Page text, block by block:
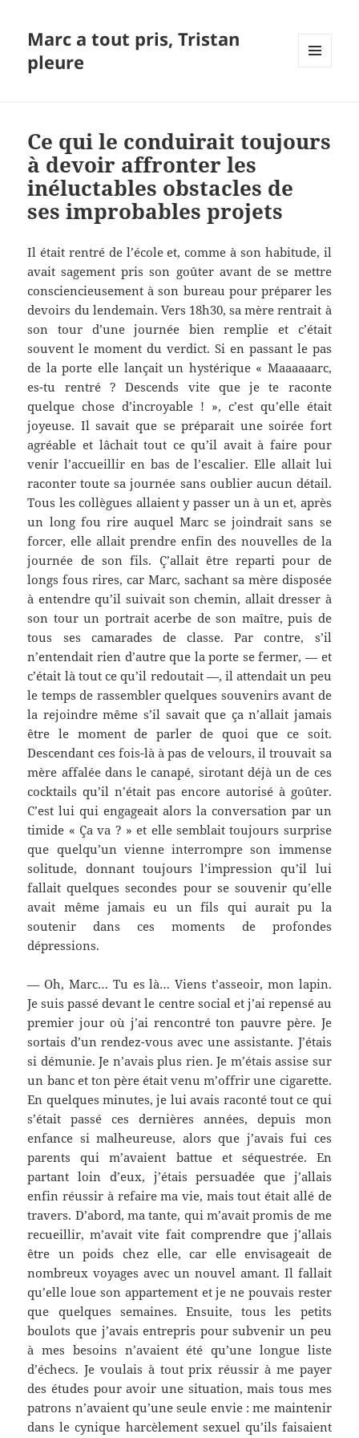
Marc a tout pris, Tristan
pleure
Ce qui le conduirait toujours
à devoir affronter les
inéluctables obstacles de
ses improbables projets
Il était rentré de l’école et, comme à son habitude, il
avait sagement pris son goûter avant de se mettre
consciencieusement à son bureau pour préparer les
devoirs du lendemain. Vers 18h30, sa mère rentrait à
son tour d’une journée bien remplie et c’était
souvent le moment du verdict. Si en passant le pas
de la porte elle lançait un hystérique « Maaaaaarc,
es-tu rentré ? Descends vite que je te raconte
quelque chose d’incroyable ! », c’est qu’elle était
joyeuse. Il savait que se préparait une soirée fort
agréable et lâchait tout ce qu’il avait à faire pour
venir l’accueillir en bas de l’escalier. Elle allait lui
raconter toute sa journée sans oublier aucun détail.
Tous les collègues allaient y passer un à un et, après
un long fou rire auquel Marc se joindrait sans se
forcer, elle allait prendre enfin des nouvelles de la
journée de son fils. Ç’allait être reparti pour de
longs fous rires, car Marc, sachant sa mère disposée
à entendre qu’il suivait son chemin, allait dresser à
son tour un portrait acerbe de son maître, puis de
tous ses camarades de classe. Par contre, s’il
n’entendait rien d’autre que la porte se fermer, — et
c’était là tout ce qu’il redoutait —, il attendait un peu
le temps de rassembler quelques souvenirs avant de
la rejoindre même s’il savait que ça n’allait jamais
être le moment de parler de quoi que ce soit.
Descendant ces fois-là à pas de velours, il trouvait sa
mère affalée dans le canapé, sirotant déjà un de ces
cocktails qu’il n’était pas encore autorisé à goûter.
C’est lui qui engageait alors la conversation par un
timide « Ça va ? » et elle semblait toujours surprise
que quelqu’un vienne interrompre son immense
solitude, donnant toujours l’impression qu’il lui
fallait quelques secondes pour se souvenir qu’elle
avait même jamais eu un fils qui aurait pu la
soutenir dans ces moments de profondes
dépressions.
— Oh, Marc… Tu es là… Viens t’asseoir, mon lapin.
Je suis passé devant le centre social et j’ai repensé au
premier jour où j’ai rencontré ton pauvre père. Je
sortais d’un rendez-vous avec une assistante. J’étais
si démunie. Je n’avais plus rien. Je m’étais assise sur
un banc et ton père était venu m’offrir une cigarette.
En quelques minutes, je lui avais raconté tout ce qui
s’était passé ces dernières années, depuis mon
enfance si malheureuse, alors que j’avais fui ces
parents qui m’avaient battue et séquestrée. En
partant loin d’eux, j’étais persuadée que j’allais
enfin réussir à refaire ma vie, mais tout était allé de
travers. D’abord, ma tante, qui m’avait promis de me
recueillir, m’avait vite fait comprendre que j’allais
être un poids chez elle, car elle envisageait de
nombreux voyages avec un nouvel amant. Il fallait
qu’elle loue son appartement et je ne pouvais rester
que quelques semaines. Ensuite, tous les petits
boulots que j’avais entrepris pour subvenir un peu
à mes besoins n’avaient été qu’une longue liste
d’échecs. Je voulais à tout prix réussir à me payer
des études pour avoir une situation, mais tous mes
patrons n’avaient qu’une seule envie : me maintenir
dans le cynique harcèlement sexuel qu’ils faisaient